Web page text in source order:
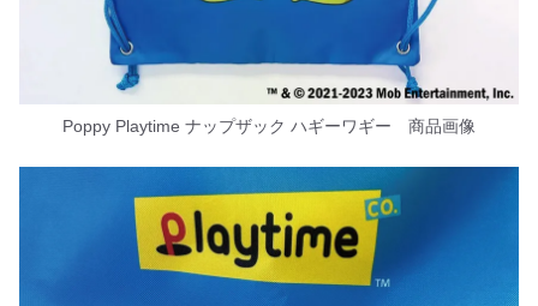
Poppy Playtime ナップザック ハギーワギー 商品画像